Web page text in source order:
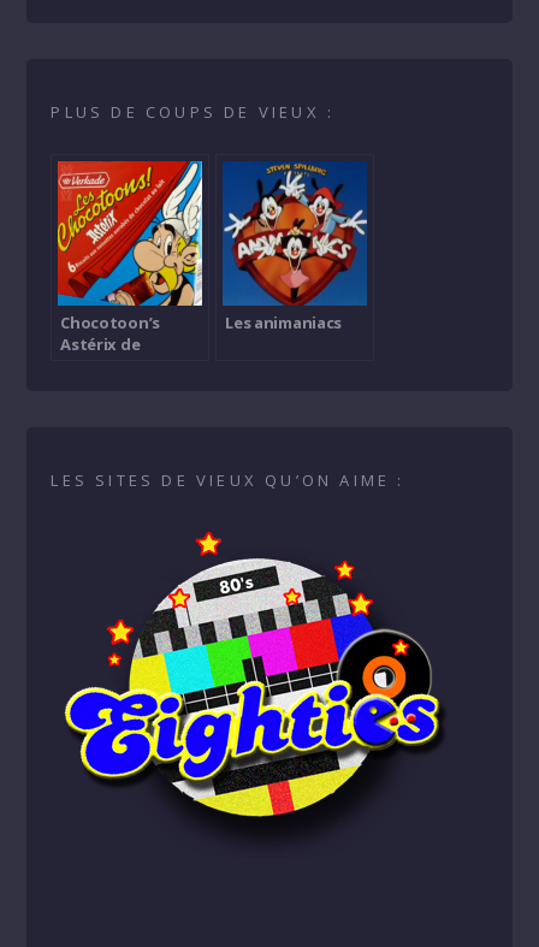
PLUS DE COUPS DE VIEUX :
Chocotoon’s
Astérix de
Les animaniacs
LES SITES DE VIEUX QU’ON AIME :